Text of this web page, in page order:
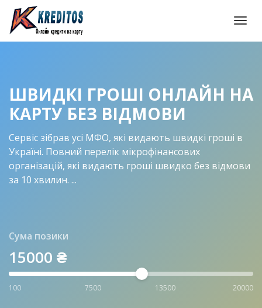
ШВИДКІ ГРОШІ ОНЛАЙН НА
КАРТУ БЕЗ ВІДМОВИ
Сервіс зібрав усі МФО, які видають швидкі гроші в
Україні. Повний перелік мікрофінансових
організацій, які видають гроші швидко без відмови
за 10 хвилин. ...
Сума позики
15000 ₴
100 7500 13500 20000